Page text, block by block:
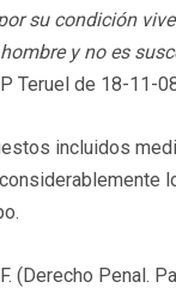
su condición
y no es
Teruel de 18-11-
incluidos
(Derecho Penal.